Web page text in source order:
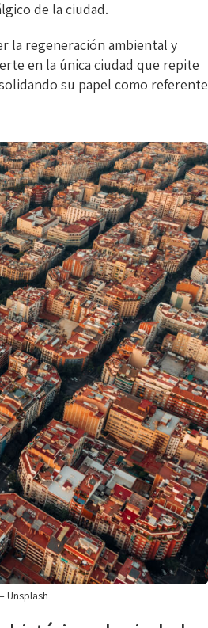
de la ciudad.
la regeneración ambiental y
en la única ciudad que repite
su papel como referente
Unsplash